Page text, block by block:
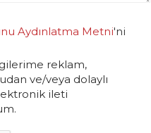
Aydınlatma Metni'ni
reklam,
ve/veya dolaylı
ileti